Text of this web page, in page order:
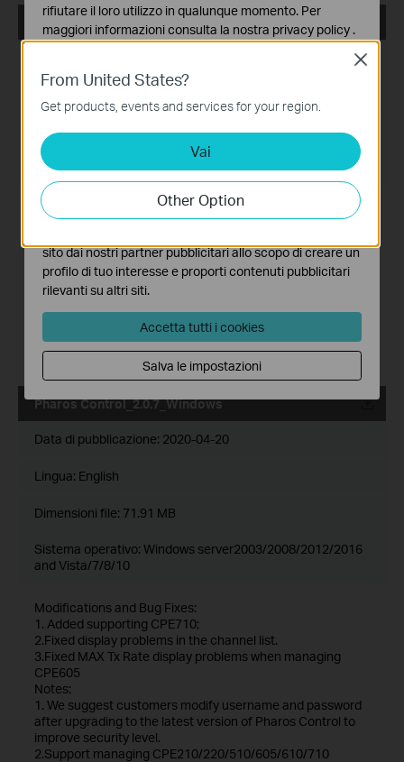
PharosControl_2.0.2_linux
Dimensioni file:15.77 MB
Sistema operativo: Linux (Debian/Ubuntu)
Modifications and Bug Fixes:
normally in Turkish language operating system.
2. Improved security mechanism.
3. Improved log security level.
Notes:
previous data. So please backup the data first before
updating the software.
2. Pharos Control only supports JRE1.7 and JRE1.8.
Pharos Control_2.0.7_Windows
Data di pubblicazione: 2020-04-20
Lingua: English
Dimensioni file: 71.91 MB
Sistema operativo: Windows server2003/2008/2012/2016
and Vista/7/8/10
Modifications and Bug Fixes:
1. Added supporting CPE710;
2.Fixed display problems in the channel list.
3.Fixed MAX Tx Rate display problems when managing
CPE605
Notes:
1. We suggest customers modify username and password
after upgrading to the latest version of Pharos Control to
improve security level.
2.Support managing CPE210/220/510/605/610/710
From United States?
Get products, events and services for your region.
Vai
Other Option
Close
rifiutare il loro utilizzo in qualunque momento. Per
maggiori informazioni consulta la nostra privacy policy .
Questi cookies sono necessari per il corretto
funzionamento del sito e non possono essere disattivati
nel tuo sistema.
Analytics e Marketing Cookies
I cookies analitici ci permettono di analizzare le tue
attività sul nostro sito allo scopo di migliorarne le
funzionalità.
sito dai nostri partner pubblicitari allo scopo di creare un
profilo di tuo interesse e proporti contenuti pubblicitari
rilevanti su altri siti.
Accetta tutti i cookies
Salva le impostazioni